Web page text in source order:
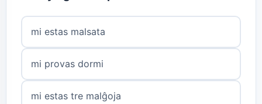
mi estas malsata
mi provas dormi
mi estas tre malĝoja